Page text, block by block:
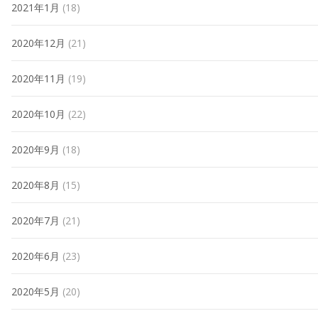
2021年1月 (18)
2020年12月 (21)
2020年11月 (19)
2020年10月 (22)
2020年9月 (18)
2020年8月 (15)
2020年7月 (21)
2020年6月 (23)
2020年5月 (20)